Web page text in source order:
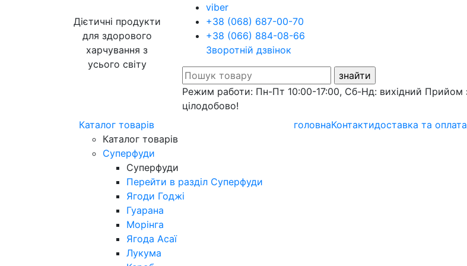
Дієтичні продукти
для здорового
харчування з
усього світу
viber
+38 (068) 687-00-70
+38 (066) 884-08-66
Зворотній дзвінок
Режим работи: Пн-Пт 10:00-17:00, Сб-Нд: вихідний Прийом
цілодобово!
Каталог товарів
Каталог товарів
Суперфуди
Суперфуди
Перейти в разділ Суперфуди
Ягоди Годжі
Гуарана
Морінга
Ягода Асаї
Лукума
головнаКонтактидоставка та оплата